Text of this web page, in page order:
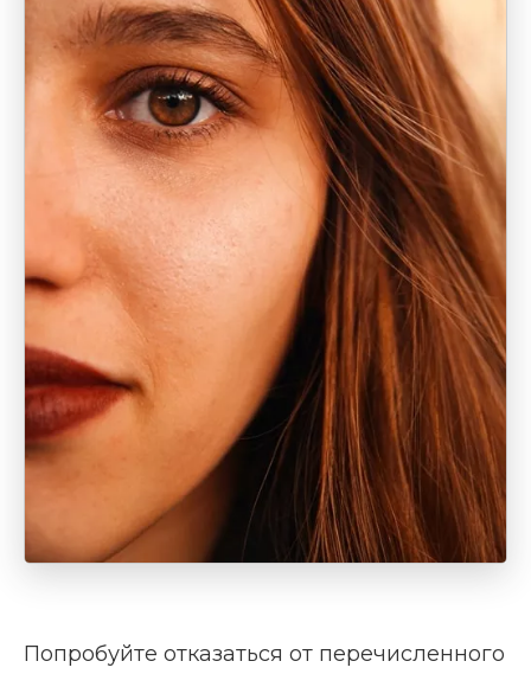
Попробуйте отказаться от перечисленного